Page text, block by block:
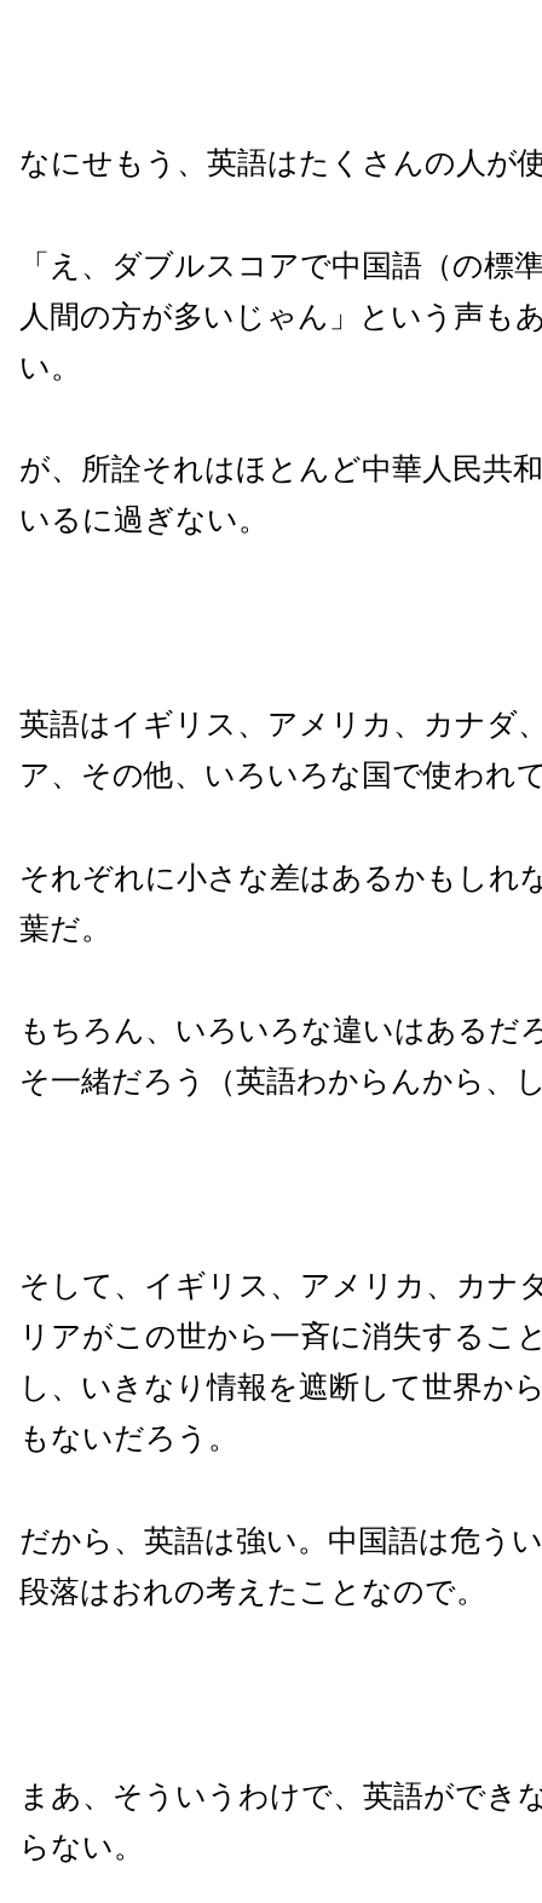
なにせもう、英語はたくさんの人が
「え、ダブルスコアで中国語（の標
人間の方が多いじゃん」という声も
い。
が、所詮それはほとんど中華人民共
いるに過ぎない。
英語はイギリス、アメリカ、カナダ
ア、その他、いろいろな国で使われ
それぞれに小さな差はあるかもしれ
葉だ。
もちろん、いろいろな違いはあるだ
そ一緒だろう（英語わからんから、
そして、イギリス、アメリカ、カナ
リアがこの世から一斉に消失するこ
し、いきなり情報を遮断して世界か
もないだろう。
だから、英語は強い。中国語は危う
段落はおれの考えたことなので。
まあ、そういうわけで、英語ができ
らない。